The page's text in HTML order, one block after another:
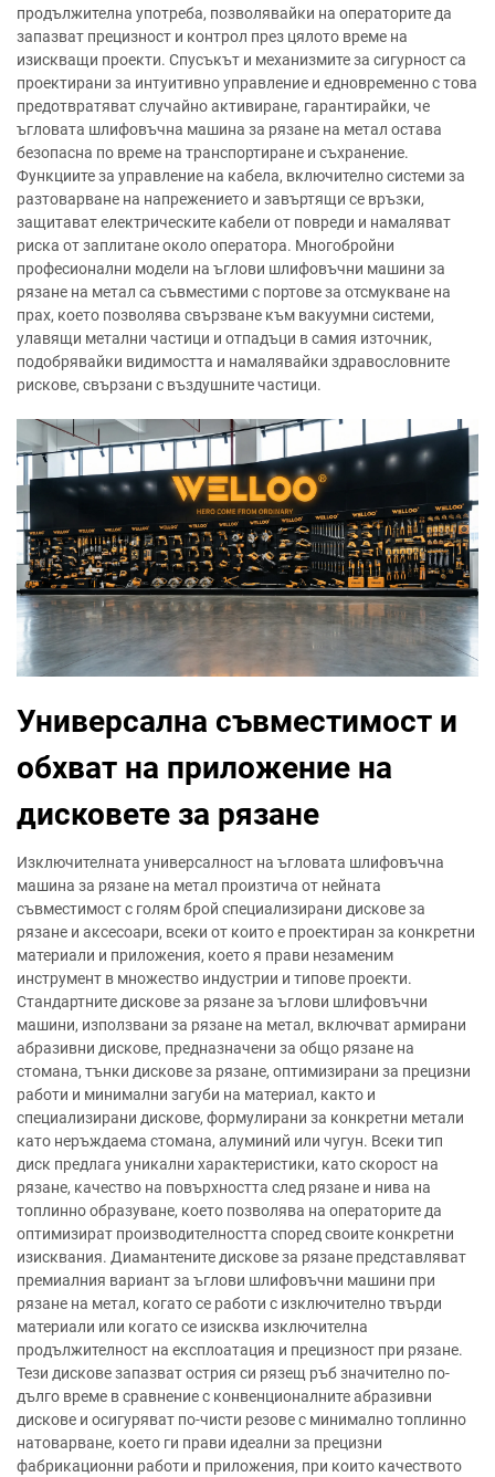
продължителна употреба, позволявайки на операторите да
запазват прецизност и контрол през цялото време на
изискващи проекти. Спусъкът и механизмите за сигурност са
проектирани за интуитивно управление и едновременно с това
предотвратяват случайно активиране, гарантирайки, че
ъгловата шлифовъчна машина за рязане на метал остава
безопасна по време на транспортиране и съхранение.
Функциите за управление на кабела, включително системи за
разтоварване на напрежението и завъртящи се връзки,
защитават електрическите кабели от повреди и намаляват
риска от заплитане около оператора. Многобройни
професионални модели на ъглови шлифовъчни машини за
рязане на метал са съвместими с портове за отсмукване на
прах, което позволява свързване към вакуумни системи,
улавящи метални частици и отпадъци в самия източник,
подобрявайки видимостта и намалявайки здравословните
рискове, свързани с въздушните частици.
Универсална съвместимост и
обхват на приложение на
дисковете за рязане
Изключителната универсалност на ъгловата шлифовъчна
машина за рязане на метал произтича от нейната
съвместимост с голям брой специализирани дискове за
рязане и аксесоари, всеки от които е проектиран за конкретни
материали и приложения, което я прави незаменим
инструмент в множество индустрии и типове проекти.
Стандартните дискове за рязане за ъглови шлифовъчни
машини, използвани за рязане на метал, включват армирани
абразивни дискове, предназначени за общо рязане на
стомана, тънки дискове за рязане, оптимизирани за прецизни
работи и минимални загуби на материал, както и
специализирани дискове, формулирани за конкретни метали
като неръждаема стомана, алуминий или чугун. Всеки тип
диск предлага уникални характеристики, като скорост на
рязане, качество на повърхността след рязане и нива на
топлинно образуване, което позволява на операторите да
оптимизират производителността според своите конкретни
изисквания. Диамантените дискове за рязане представляват
премиалния вариант за ъглови шлифовъчни машини при
рязане на метал, когато се работи с изключително твърди
материали или когато се изисква изключителна
продължителност на експлоатация и прецизност при рязане.
Тези дискове запазват острия си рязещ ръб значително по-
дълго време в сравнение с конвенционалните абразивни
дискове и осигуряват по-чисти резове с минимално топлинно
натоварване, което ги прави идеални за прецизни
фабрикационни работи и приложения, при които качеството